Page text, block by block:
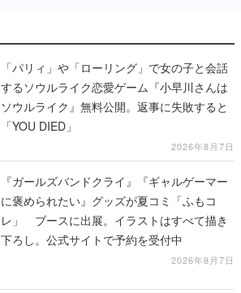
「パリィ」や「ローリング」で女の子と会話
するソウルライク恋愛ゲーム『小早川さんは
ソウルライク』無料公開。返事に失敗すると
「YOU DIED」
2026年8月7日
『ガールズバンドクライ』『ギャルゲーマー
に褒められたい』グッズが夏コミ「ふもコ
レ」 ブースに出展。イラストはすべて描き
下ろし。公式サイトで予約を受付中
2026年8月7日